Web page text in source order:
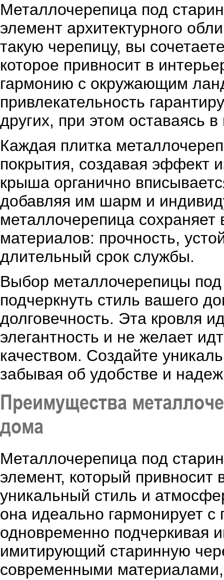
Металлочерепица под
элемент архитектурного
такую черепицу, вы
которое привносит в
гармонию с окружающим
привлекательность
других, при этом оставаясь
Каждая плитка
покрытия, создавая эффект
крыша органично
добавляя им шарм и
металлочерепица
материалов: прочность,
длительный срок службы.
Выбор металлочерепицы под
подчеркнуть стиль вашего
долговечность. Эта кровля
элегантность и не желает
качеством. Создайте
забывая об удобстве и
Преимущества
дома
Металлочерепица под
элемент, который привносит
уникальный стиль и
она идеально гармонирует
одновременно подчеркивая
имитирующий старинную
современными